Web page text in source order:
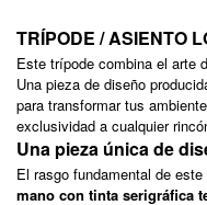
TRÍPODE / ASIENTO
Este trípode combina el arte
Una pieza de diseño
para transformar tus
exclusividad a cualquier
Una pieza única de
El rasgo fundamental de
mano con tinta serigráfica